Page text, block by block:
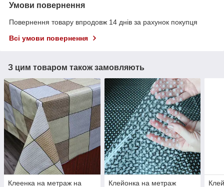
Умови повернення
Повернення товару впродовж 14 днів за рахунок покупця
Всі умови повернення
З цим товаром також замовляють
Клеенка на метраж на
Клейонка на метраж